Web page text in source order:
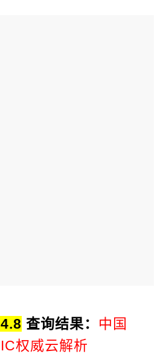
查询结果： 中国
权威云解析